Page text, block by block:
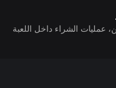
عمليات الشراء داخل اللعبة